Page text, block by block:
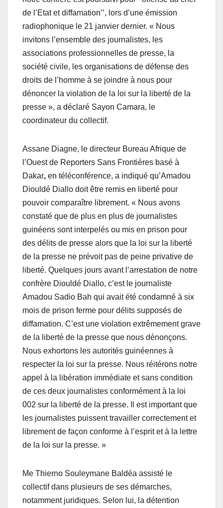
de l’Etat et diffamation’’, lors d’une émission
radiophonique le 21 janvier dernier. « Nous
invitons l’ensemble des journalistes, les
associations professionnelles de presse, la
société civile, les organisations de défense des
droits de l’homme à se joindre à nous pour
dénoncer la violation de la loi sur la liberté de la
presse », a déclaré Sayon Camara, le
coordinateur du collectif.
Assane Diagne, le directeur Bureau Afrique de
l’Ouest de Reporters Sans Frontières basé à
Dakar, en téléconférence, a indiqué qu’Amadou
Diouldé Diallo doit être remis en liberté pour
pouvoir comparaître librement. « Nous avons
constaté que de plus en plus de journalistes
guinéens sont interpelés ou mis en prison pour
des délits de presse alors que la loi sur la liberté
de la presse ne prévoit pas de peine privative de
liberté. Quelques jours avant l’arrestation de notre
confrère Diouldé Diallo, c’est le journaliste
Amadou Sadio Bah qui avait été condamné à six
mois de prison ferme pour délits supposés de
diffamation. C’est une violation extrêmement grave
de la liberté de la presse que nous dénonçons.
Nous exhortons les autorités guinéennes à
respecter la loi sur la presse. Nous réitérons notre
appel à la libération immédiate et sans condition
de ces deux journalistes conformément à la loi
002 sur la liberté de la presse. Il est important que
les journalistes puissent travailler correctement et
librement de façon conforme à l’esprit et à la lettre
de la loi sur la presse. »
Me Thierno Souleymane Baldéa assisté le
collectif dans plusieurs de ses démarches,
notamment juridiques. Selon lui, la détention